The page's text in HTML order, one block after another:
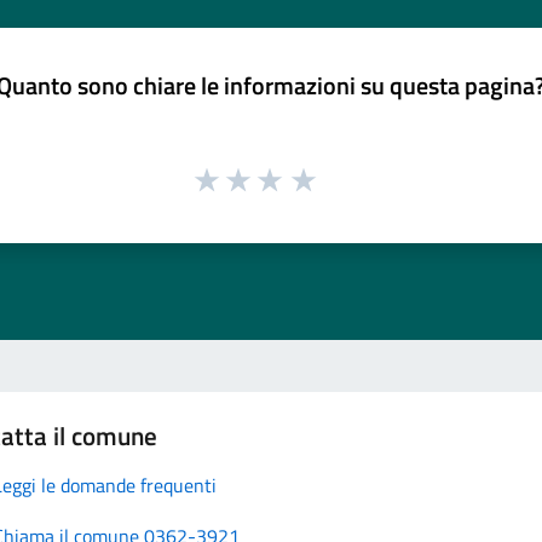
sono chiare le informazioni su questa
il comune
le domande frequenti
il comune 0362-3921